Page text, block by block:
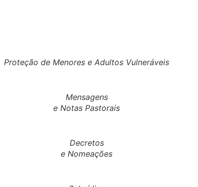
Proteção de Menores e Adultos Vulneráveis
Mensagens
e Notas Pastorais
Decretos
e Nomeações